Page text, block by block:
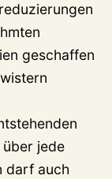
geschaffen
über jede
darf auch